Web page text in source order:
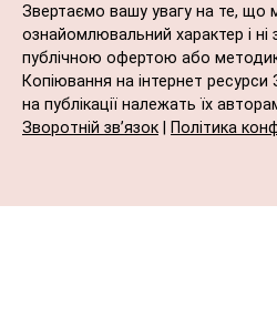
Звертаємо вашу увагу на те, що
ознайомлювальний характер і ні
публічною офертою або
Копіювання на інтернет
на публікації належать їх
Зворотній зв’язок
Політика